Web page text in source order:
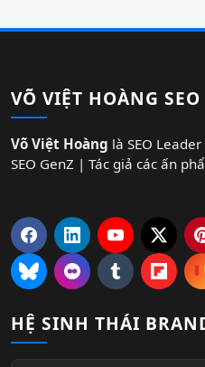
VÕ VIỆT HOÀNG SEO
Võ Việt Hoàng là SEO
SEO GenZ | Tác giả các ấn
HỆ SINH THÁI